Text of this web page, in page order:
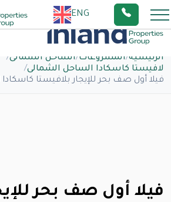
ENG
الرئيسية/المشروعات/الساحل الشمالى/
لافيستا كاسكادا الساحل الشمالى/
فيلا أول صف بحر للإيجار بلافيستا
فيلا أول صف بحر